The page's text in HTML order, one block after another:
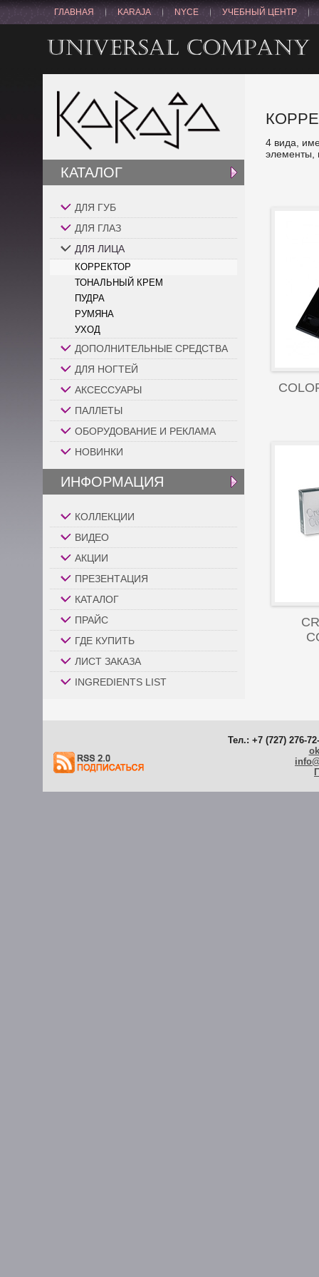
ГЛАВНАЯ KARAJA NYCE УЧЕБНЫЙ ЦЕНТР
КАТАЛОГ
ДЛЯ ГУБ
ДЛЯ ГЛАЗ
ДЛЯ ЛИЦА
КОРРЕКТОР
ТОНАЛЬНЫЙ КРЕМ
ПУДРА
РУМЯНА
УХОД
ДОПОЛНИТЕЛЬНЫЕ СРЕДСТВА
ДЛЯ НОГТЕЙ
АКСЕССУАРЫ
ПАЛЛЕТЫ
ОБОРУДОВАНИЕ И РЕКЛАМА
НОВИНКИ
ИНФОРМАЦИЯ
КОЛЛЕКЦИИ
ВИДЕО
АКЦИИ
ПРЕЗЕНТАЦИЯ
КАТАЛОГ
ПРАЙС
ГДЕ КУПИТЬ
ЛИСТ ЗАКАЗА
INGREDIENTS LIST
4 вида,
элементы,
Тел.: +7 (727) 276-